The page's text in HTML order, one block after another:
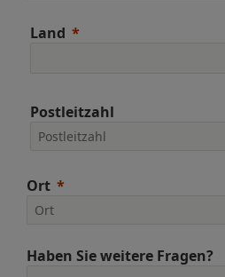
Land
Postleitzahl
Ort
Haben Sie weitere Fragen?